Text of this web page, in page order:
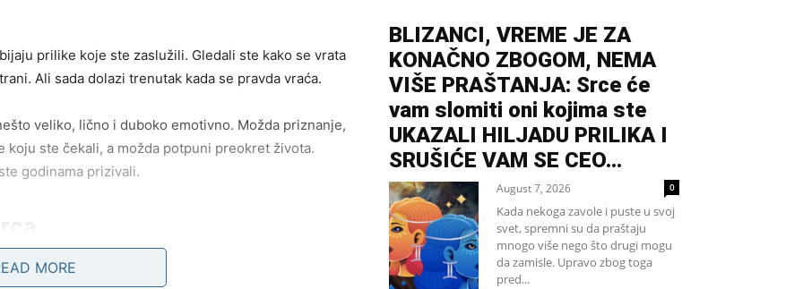
prilike koje ste zaslužili. Gledali ste kako se vrata
Ali sada dolazi trenutak kada se pravda vraća.
veliko, lično i duboko emotivno. Možda priznanje,
koju ste čekali, a možda potpuni preokret života.
godinama prizivali.
duše. Kada volite, volite iskreno i bez zadrške. Zato
MORE
BLIZANCI, VREME JE ZA
KONAČNO ZBOGOM, NEMA
VIŠE PRAŠTANJA: Srce će
vam slomiti oni kojima ste
UKAZALI HILJADU PRILIKA I
SRUŠIĆE VAM SE CEO...
August 7, 2026 0
Kada nekoga zavole i puste u svoj
svet, spremni su da praštaju
mnogo više nego što drugi mogu
da zamisle. Upravo zbog toga
pred...